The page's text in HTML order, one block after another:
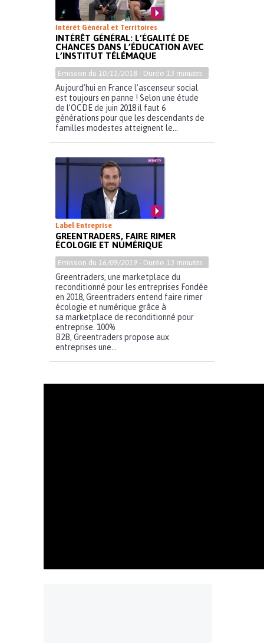
Intérêt Général et Territoires
INTÉRÊT GÉNÉRAL: L’ÉGALITÉ DE
CHANCES DANS L’ÉDUCATION AVEC
L’INSTITUT TÉLÉMAQUE
Emission du 10/11/2018 - Durée 13 minutes
Aujourd’hui en France l’ascenseur social
est toujours en panne ! Selon une étude
de l’OCDE de juin 2018 il faut 6
générations pour que les descendants de
familles modestes atteignent le...
Label Entreprise
GREENTRADERS, FAIRE RIMER
ÉCOLOGIE ET NUMÉRIQUE
Emission du 16/09/2019 - Durée 13 minutes
Greentraders, une marketplace du
reconditionné pour les entreprises Fondée
en 2018, Greentraders entend faire rimer
écologie et numérique grâce à
sa marketplace de reconditionné pour
entreprise. 100%
B2B, Greentraders propose aux
entreprises une...